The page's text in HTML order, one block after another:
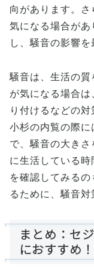
向があります。
気になる場合が
し、騒音の影響を
騒音は、生活の
が気になる場合
り付けるなどの
小杉の内覧の際
で、騒音の大き
に生活している
を確認してみる
るために、騒音対
まとめ：セ
におすすめ！